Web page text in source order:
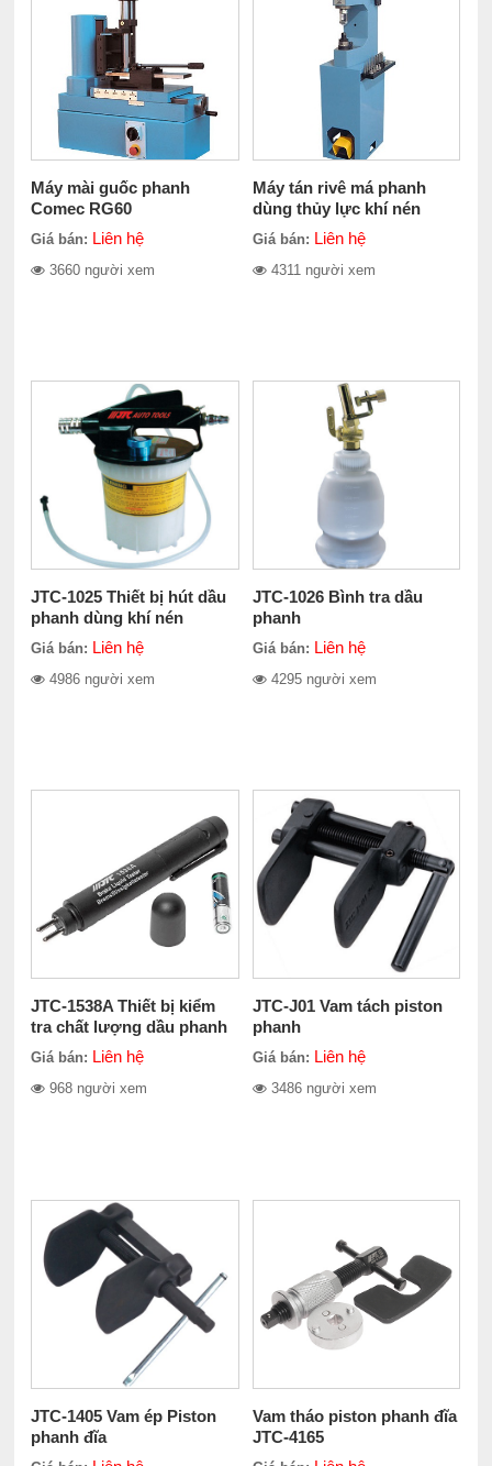
Máy mài guốc phanh
Comec RG60
Giá bán: Liên hệ
3660 người xem
Máy tán rivê má phanh
dùng thủy lực khí nén
Comec CC300
Giá bán: Liên hệ
4311 người xem
JTC-1025 Thiết bị hút dầu
phanh dùng khí nén
Giá bán: Liên hệ
4986 người xem
JTC-1026 Bình tra dầu
phanh
Giá bán: Liên hệ
4295 người xem
JTC-1538A Thiết bị kiểm
tra chất lượng dầu phanh
Giá bán: Liên hệ
968 người xem
JTC-J01 Vam tách piston
phanh
Giá bán: Liên hệ
3486 người xem
JTC-1405 Vam ép Piston
phanh đĩa
Vam tháo piston phanh đĩa
JTC-4165